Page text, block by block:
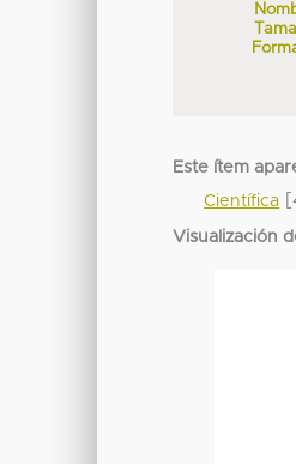
Este ítem
Científica
Visualización